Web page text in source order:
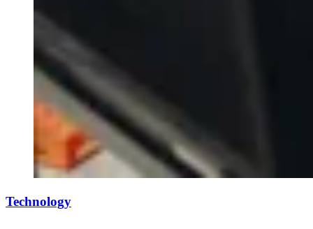
Technology